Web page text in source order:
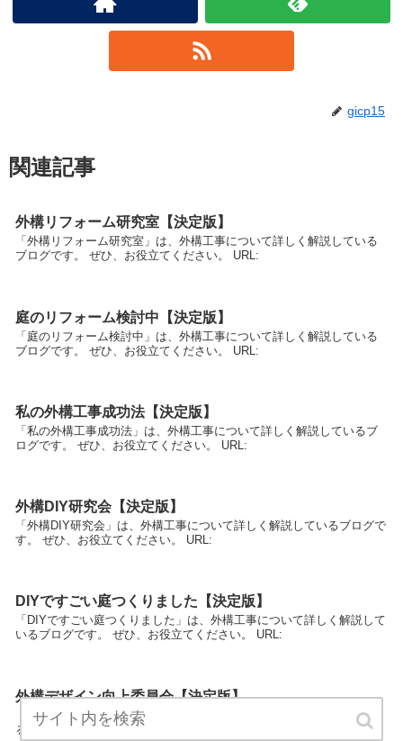
gicp15
関連記事
外構リフォーム研究室【決定版】
「外構リフォーム研究室」は、外構工事について詳しく解説している
ブログです。 ぜひ、お役立てください。 URL:
庭のリフォーム検討中【決定版】
「庭のリフォーム検討中」は、外構工事について詳しく解説している
ブログです。 ぜひ、お役立てください。 URL:
私の外構工事成功法【決定版】
「私の外構工事成功法」は、外構工事について詳しく解説しているブ
ログです。 ぜひ、お役立てください。 URL:
外構DIY研究会【決定版】
「外構DIY研究会」は、外構工事について詳しく解説しているブログで
す。 ぜひ、お役立てください。 URL:
DIYですごい庭つくりました【決定版】
「DIYですごい庭つくりました」は、外構工事について詳しく解説して
いるブログです。 ぜひ、お役立てください。 URL:
外構デザイン向上委員会【決定版】
「外構デザイン向上委員会」は、外構工事について詳しく解説してい
るブログです。 ぜひ、お役立てください。 URL: